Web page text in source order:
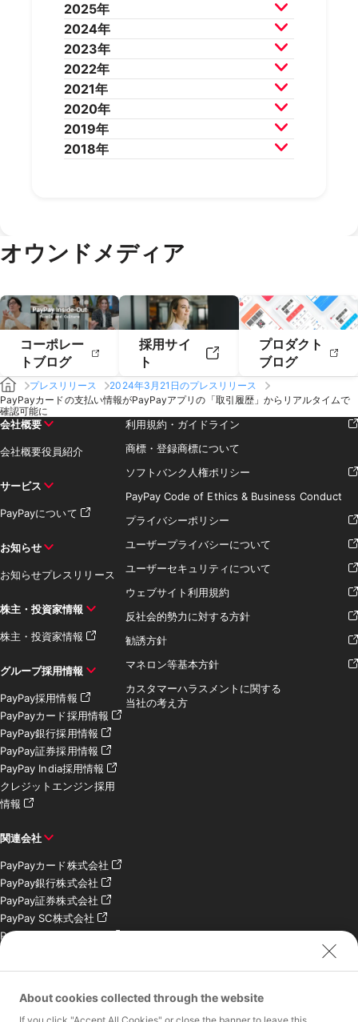
2026年7月 2026年6月
2026年5月 2026年4月
2026年3月 2026年2月
2025年
2025年12月2025年11月
2025年10月2025年9月
2025年8月 2025年7月
2025年6月
2025年4月
2025年2月
2024年
2024年12月2024年11月
2024年10月2024年9月
2024年8月 2024年7月
2024年6月
2024年4月
2024年2月
2023年
2023年12月2023年11月
2023年10月2023年9月
2023年8月 2023年7月
2023年6月
2023年4月
2022年
2022年12月2022年11月
2022年10月2022年9月
2022年8月 2022年7月
2022年6月
2021年
2021年12月2021年11月
2021年10月2021年9月
2021年8月 2021年7月
2020年
2020年12月2020年11月
2020年10月2020年9月
2019年
2019年12月2019年11月
2019年2月
2019年1月
2018年
オウンドメディア
コーポレー
トブログ
採用サイ
ト
プロダクト
ブログ
プレスリリース
2024年3月21日のプレスリリース
PayPayカードの支払い情報がPayPayアプリの「取引履歴」からリアルタイムで
確認可能に
会社概要
会社概要役員紹介
サービス
PayPayについて
お知らせ
お知らせプレスリリース
株主・投資家情報
株主・投資家情報
グループ採用情報
PayPay採用情報
PayPayカード採用情報
PayPay銀行採用情報
PayPay証券採用情報
PayPay India採用情報
クレジットエンジン採用
情報
関連会社
PayPayカード株式会社
PayPay銀行株式会社
PayPay証券株式会社
PayPay SC株式会社
PayPay India Pvt. Ltd.
会社
お問い合わせ
利用規約・ガイドライン
商標・登録商標について
ソフトバンク人権ポリシー
PayPay Code of Ethics & Business Conduct
プライバシーポリシー
ユーザープライバシーについて
ユーザーセキュリティについて
ウェブサイト利用規約
反社会的勢力に対する方針
勧誘方針
マネロン等基本方針
カスタマーハラスメントに関する
当社の考え方
About cookies collected through the website